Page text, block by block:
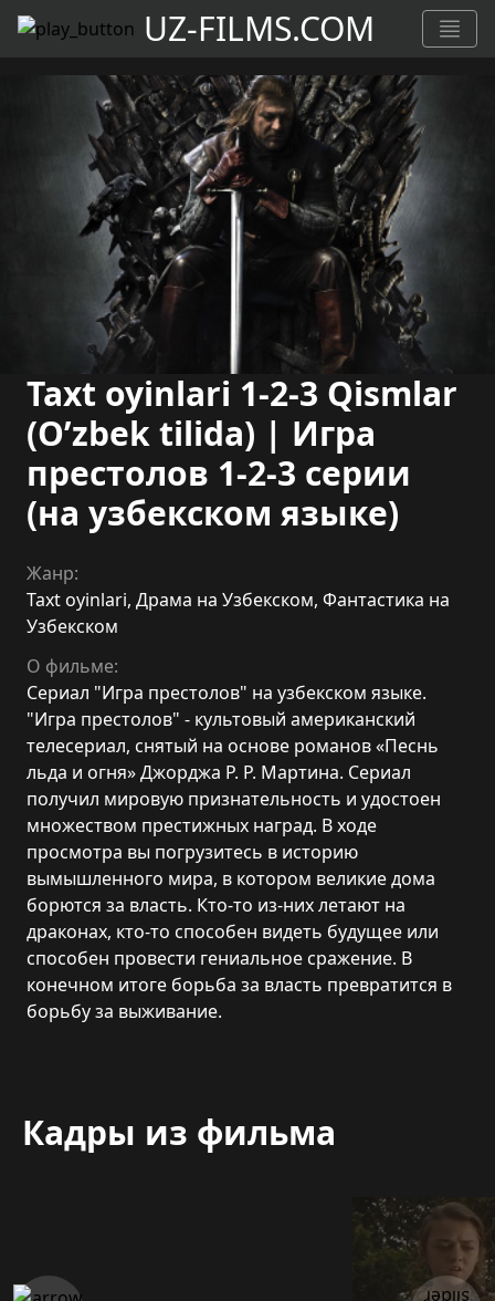
UZ-FILMS.COM
Taxt oyinlari 1-2-3 Qismlar
(O’zbek tilida) | Игра
престолов 1-2-3 серии
(на узбекском языке)
Жанр:
Taxt oyinlari, Драма на Узбекском, Фантастика на
Узбекском
О фильме:
Сериал "Игра престолов" на узбекском языке.
"Игра престолов" - культовый американский
телесериал, снятый на основе романов «Песнь
льда и огня» Джорджа Р. Р. Мартина. Сериал
получил мировую признательность и удостоен
множеством престижных наград. В ходе
просмотра вы погрузитесь в историю
вымышленного мира, в котором великие дома
борются за власть. Кто-то из-них летают на
драконах, кто-то способен видеть будущее или
способен провести гениальное сражение. В
конечном итоге борьба за власть превратится в
борьбу за выживание.
Кадры из фильма